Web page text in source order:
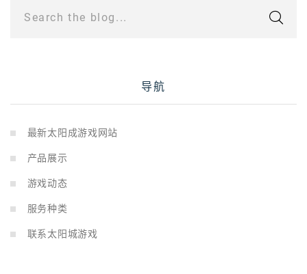
Search the blog...
导航
最新太阳成游戏网站
产品展示
游戏动态
服务种类
联系太阳城游戏